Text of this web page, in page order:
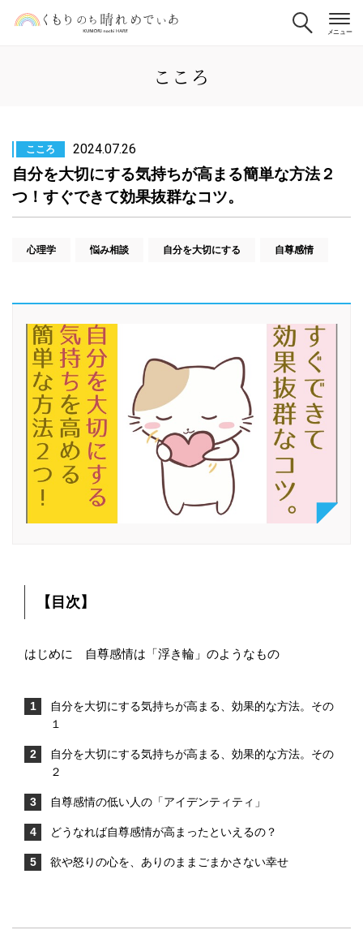
こころ
こころ 2024.07.26
自分を大切にする気持ちが高まる簡単な方法２
つ！すぐできて効果抜群なコツ。
心理学 悩み相談 自分を大切にする 自尊感情
【目次】
はじめに 自尊感情は「浮き輪」のようなもの
自分を大切にする気持ちが高まる、効果的な方法。その
１
自分を大切にする気持ちが高まる、効果的な方法。その
２
自尊感情の低い人の「アイデンティティ」
どうなれば自尊感情が高まったといえるの？
欲や怒りの心を、ありのままごまかさない幸せ